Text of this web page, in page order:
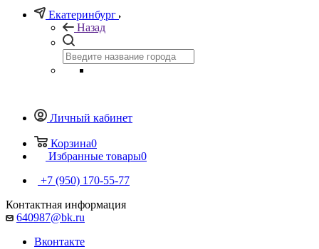
Екатеринбург
Назад
Личный кабинет
Корзина0
Избранные товары0
+7 (950) 170-55-77
Контактная информация
640987@bk.ru
Вконтакте